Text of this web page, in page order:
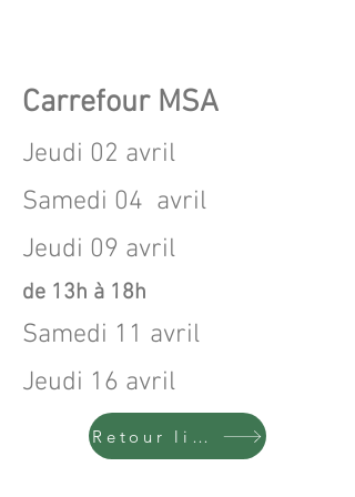
Carrefour MSA
Jeudi 02 avril
Samedi 04 avril
Jeudi 09 avril
de 13h à 18h
Samedi 11 avril
Jeudi 16 avril
Retour liste